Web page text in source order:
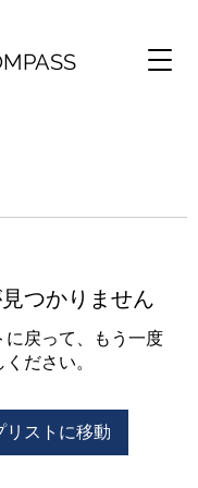
つかりません
に戻って、もう一度
ださい。
リストに移動